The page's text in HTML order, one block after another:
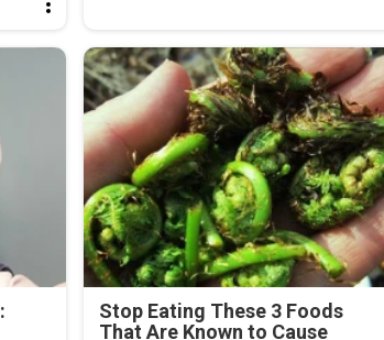
Stop Eating These 3 Foods
That Are Known to Cause